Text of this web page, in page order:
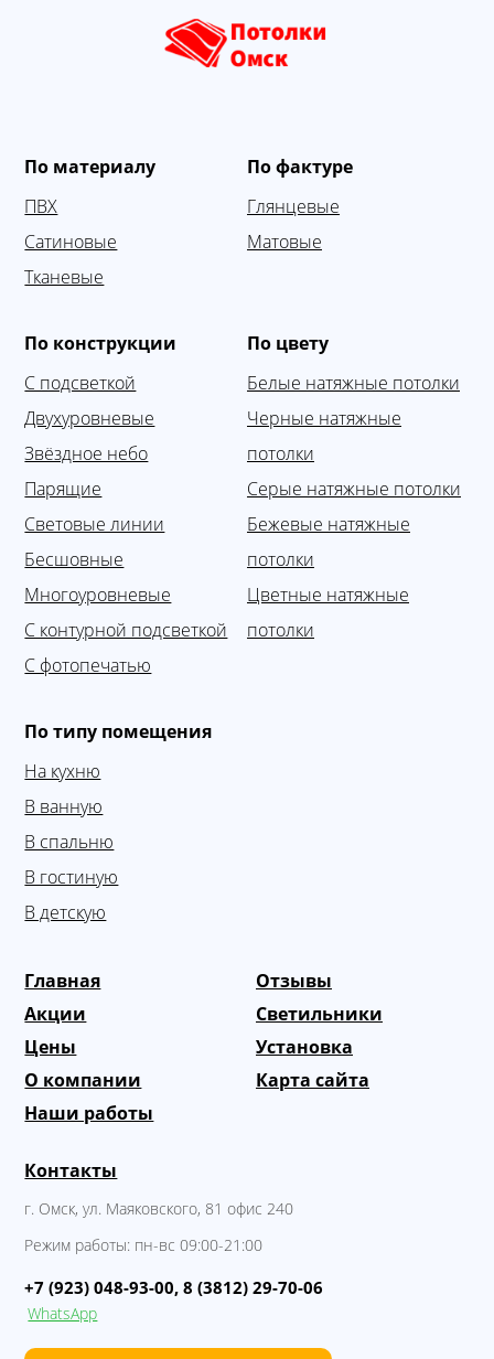
По материалу
ПВХ
Сатиновые
Тканевые
По фактуре
Глянцевые
Матовые
По конструкции
С подсветкой
Двухуровневые
Звёздное небо
Парящие
Световые линии
Бесшовные
Многоуровневые
С контурной подсветкой
С фотопечатью
По цвету
Белые натяжные потолки
Черные натяжные
потолки
Серые натяжные потолки
Бежевые натяжные
потолки
Цветные натяжные
потолки
По типу помещения
На кухню
В ванную
В спальню
В гостиную
В детскую
Главная
Акции
Цены
О компании
Наши работы
Отзывы
Светильники
Установка
Карта сайта
Контакты
г. Омск,ул. Маяковского, 81 офис 240
Режим работы: пн-вс 09:00-21:00
+7 (923) 048-93-00, 8 (3812) 29-70-06
WhatsApp